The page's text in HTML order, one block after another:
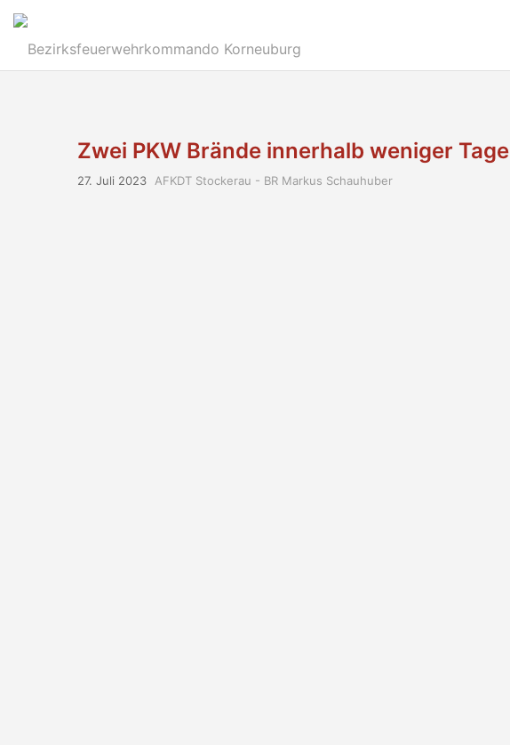
Zwei PKW Brände innerhalb weniger Tage
27. Juli 2023 AFKDT Stockerau - BR Markus Schauhuber